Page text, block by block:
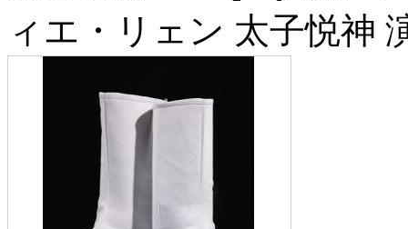
ィエ・リェン 太子悦神